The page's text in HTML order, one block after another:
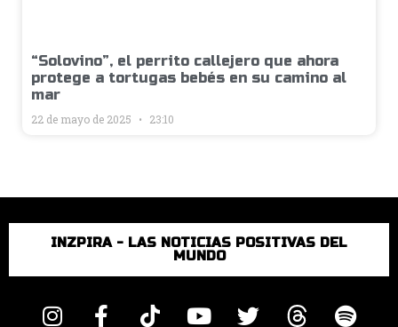
“Solovino”, el perrito callejero que ahora
protege a tortugas bebés en su camino al
mar
22 de mayo de 2025 23:10
INZPIRA - LAS NOTICIAS POSITIVAS DEL
MUNDO